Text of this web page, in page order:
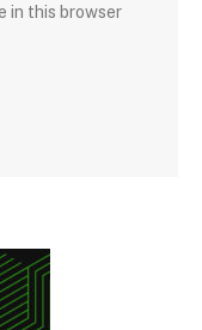
in this browser